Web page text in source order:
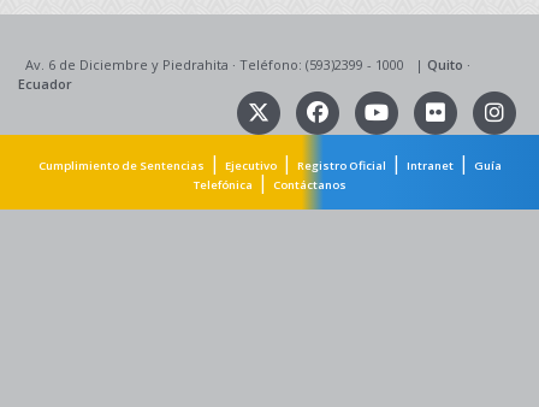
Av. 6 de Diciembre y Piedrahita · Teléfono: (593)2399 - 1000 | Quito ·
Ecuador
Cumplimiento de Sentencias | Ejecutivo| Registro Oficial | Intranet|
Guía
Telefónica
| Contáctanos